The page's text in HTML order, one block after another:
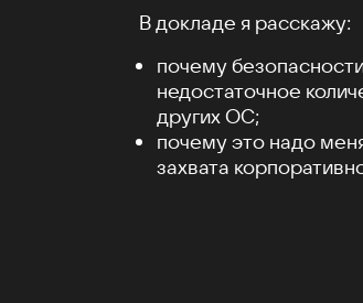
В докладе я расскажу:
почему
недостаточное
других ОС;
почему это надо
захвата